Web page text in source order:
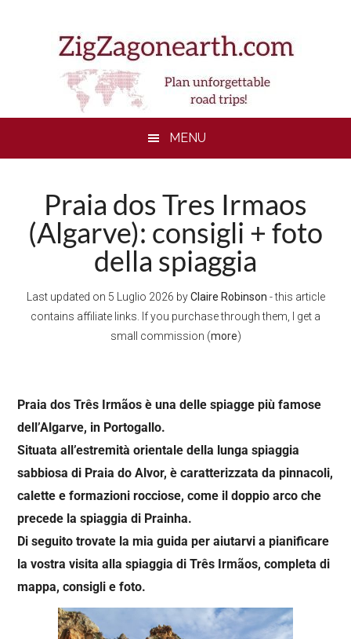
MENU
Praia dos Tres Irmaos
(Algarve): consigli + foto
della spiaggia
Last updated on 5 Luglio 2026 byClaire Robinson - this article
contains affiliate links. If you purchase through them, I get a
small commission (more)
Praia dos Três Irmãos è una delle spiagge più famose
dell’Algarve, in Portogallo.
Situata all’estremità orientale della lunga spiaggia
sabbiosa di Praia do Alvor, è caratterizzata da pinnacoli,
calette e formazioni rocciose, come il doppio arco che
precede la spiaggia di Prainha.
Di seguito trovate la mia guida per aiutarvi a pianificare
la vostra visita alla spiaggia di Três Irmãos, completa di
mappa, consigli e foto.